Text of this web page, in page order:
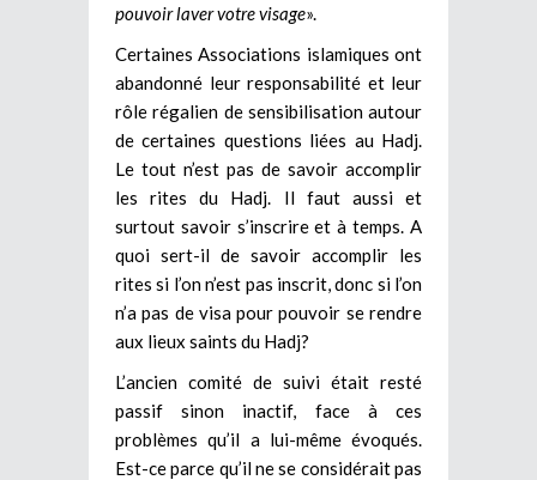
pouvoir laver votre visage».
Certaines Associations islamiques ont
abandonné leur responsabilité et leur
rôle régalien de sensibilisation autour
de certaines questions liées au Hadj.
Le tout n’est pas de savoir accomplir
les rites du Hadj. Il faut aussi et
surtout savoir s’inscrire et à temps. A
quoi sert-il de savoir accomplir les
rites si l’on n’est pas inscrit, donc si l’on
n’a pas de visa pour pouvoir se rendre
aux lieux saints du Hadj?
L’ancien comité de suivi était resté
passif sinon inactif, face à ces
problèmes qu’il a lui-même évoqués.
Est-ce parce qu’il ne se considérait pas